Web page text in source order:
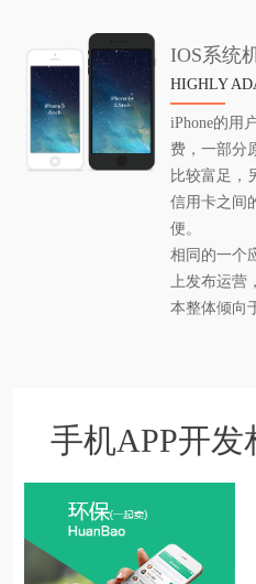
IOS系统
HIGHLY
iPhone的用
费，一部分
比较富足，
信用卡之间
便。
相同的一个
上发布运营
本整体倾向
手机APP开